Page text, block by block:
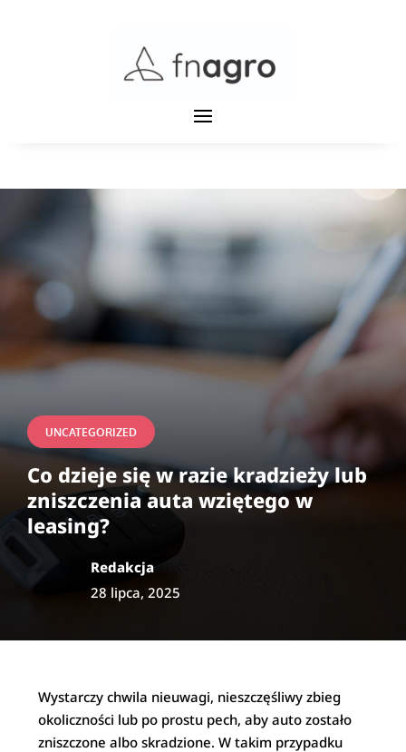
UNCATEGORIZED
Co dzieje się w razie kradzieży lub
zniszczenia auta wziętego w
leasing?
Redakcja
28 lipca, 2025
Wystarczy chwila nieuwagi, nieszczęśliwy zbieg
okoliczności lub po prostu pech, aby auto zostało
zniszczone albo skradzione. W takim przypadku